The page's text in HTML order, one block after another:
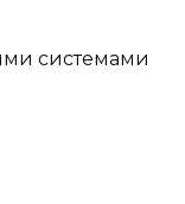
системами